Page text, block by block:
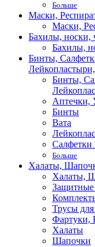
Больше
Маски,
Маски,
Бахилы, носки,
Бахилы,
Бинты,
Бинты,
Аптечки,
Бинты
Вата
Салфетки
Больше
Халаты,
Халаты,
Трусы
Фартуки,
Халаты
Шапочки